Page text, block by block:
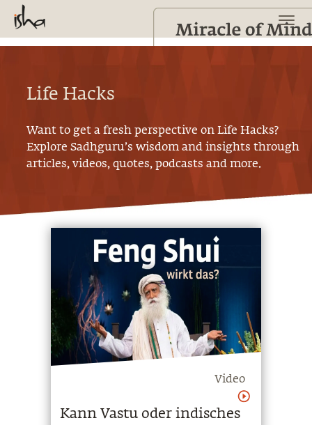
Life Hacks
Want to get a fresh perspective onLife Hacks?
Explore Sadhguru’s wisdom and insights through
articles, videos, quotes, podcasts and more.
Video
Kann Vastu oder indisches